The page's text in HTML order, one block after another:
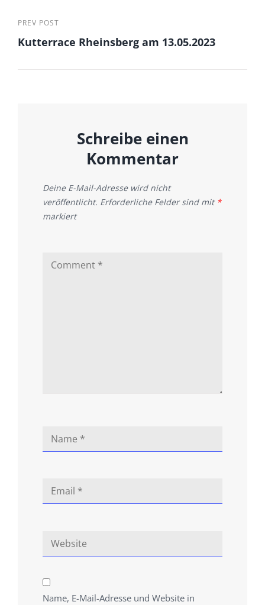
Previous
Post
PREV POST
Kutterrace Rheinsberg am 13.05.2023
Schreibe einen
Kommentar
Deine E-Mail-Adresse wird nicht
veröffentlicht. Erforderliche Felder sind mit *
markiert
Name, E-Mail-Adresse und Website in